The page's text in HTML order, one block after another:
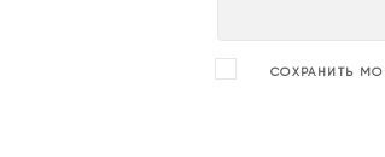
СОХРАНИТЬ